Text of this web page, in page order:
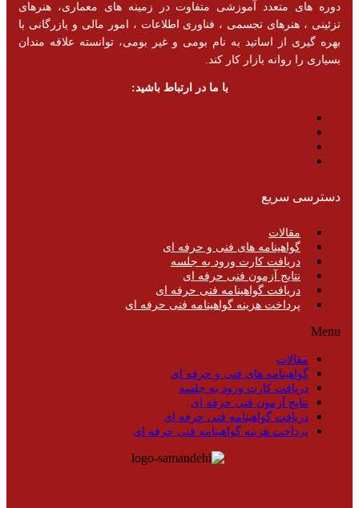
دوره های متعدد آموزشی متفاوت در زمینه های معماری، هنرهای
تزئینی ، هنرهای تجسمی ، فناوری اطلاعات ، امور مالی و یازرگانی با
بهره گیری از اساتید به نام بومی و غیر بومی، توانسته علاقه مندان
بسیاری را روانه بازار کار کند.
با ما در ارتباط باشید:
دسترسی سریع
مقالات
گواهینامه های فنی و حرفه ای
دریافت کارت ورود به جلسه
نتایج آزمون فنی حرفه ای
دریافت گواهینامه فنی حرفه ای
پرداخت هزینه گواهینامه فنی حرفه ای
Menu
مقالات
گواهینامه های فنی و حرفه ای
دریافت کارت ورود به جلسه
نتایج آزمون فنی حرفه ای
دریافت گواهینامه فنی حرفه ای
پرداخت هزینه گواهینامه فنی حرفه ای